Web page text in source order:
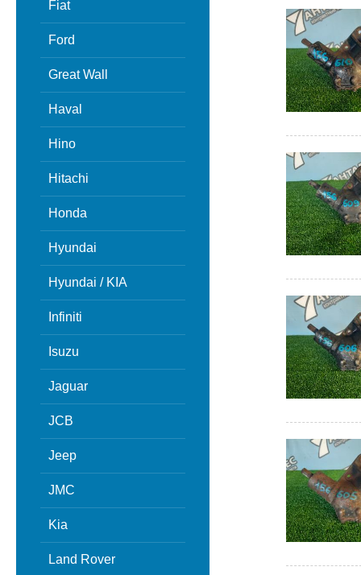
Fiat
Ford
Great Wall
Haval
Hino
Hitachi
Honda
Hyundai
Hyundai / KIA
Infiniti
Isuzu
Jaguar
JCB
Jeep
JMC
Kia
Land Rover